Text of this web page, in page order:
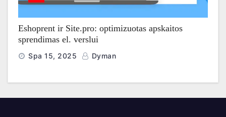
Eshoprent ir Site.pro: optimizuotas apskaitos
sprendimas el. verslui
Spa 15, 2025 Dyman